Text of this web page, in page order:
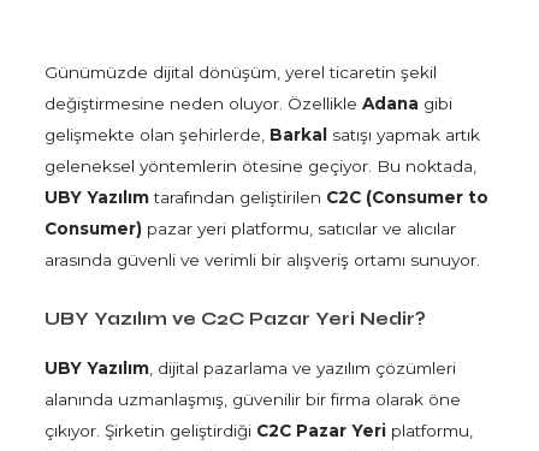
Günümüzde dijital dönüşüm, yerel ticaretin şekil
değiştirmesine neden oluyor. ÖzellikleAdana gibi
gelişmekte olan şehirlerde, Barkal
satışı yapmak artık
geleneksel yöntemlerin ötesine geçiyor. Bu noktada,
UBY Yazılımtarafından geliştirilen C2C (Consumer to
Consumer) pazar yeri platformu, satıcılar ve alıcılar
arasında güvenli ve verimli bir alışveriş ortamı sunuyor.
UBY Yazılım ve C2C Pazar Yeri Nedir?
UBY Yazılım , dijital pazarlama ve yazılım çözümleri
alanında uzmanlaşmış, güvenilir bir firma olarak öne
çıkıyor. Şirketin geliştirdiği C2C Pazar Yeri platformu,